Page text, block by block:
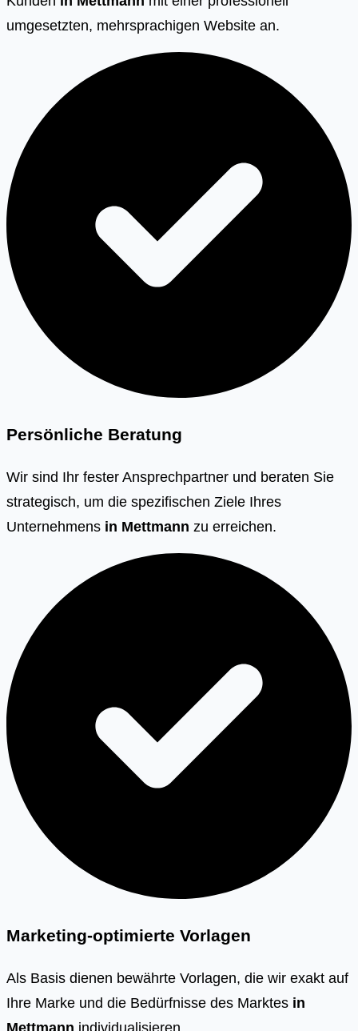
umgesetzten, mehrsprachigen Website an.
Persönliche Beratung
Wir sind Ihr fester Ansprechpartner und beraten Sie
strategisch, um die spezifischen Ziele Ihres
Unternehmens in Mettmann zu erreichen.
Marketing-optimierte Vorlagen
Als Basis dienen bewährte Vorlagen, die wir exakt auf
Ihre Marke und die Bedürfnisse des Marktes in
Mettmann individualisieren.